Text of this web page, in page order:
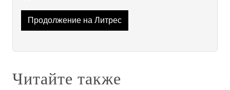
Продолжение на Литрес
Читайте также